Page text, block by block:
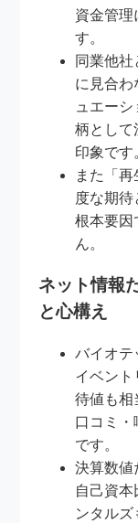
資金管理
す。
同業他
に見合わ
ュエー
柄として
印象です
また「
度な期
根本要因
ん。
ネット情報
と心構え
バイオテ
イベント
待値も相
口コミ・
です。
決算数値
自己資本
ンタルズ